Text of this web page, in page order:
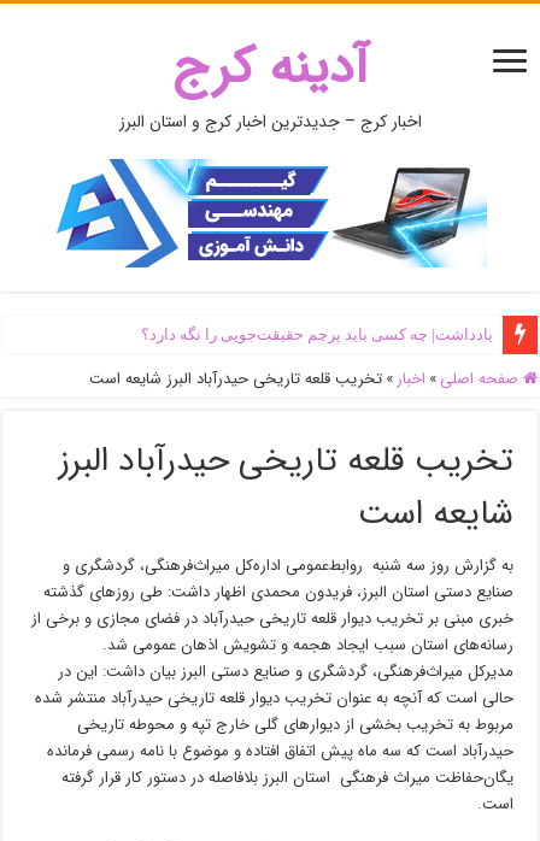
آدینه کرج
اخبار کرج – جدیدترین اخبار کرج و استان البرز
یادداشت| ‌چه کسی باید پرچم حقیقت‌جویی را نگه دارد؟
صفحه اصلی » اخبار » تخریب قلعه تاریخی حیدرآباد البرز شایعه است
تخریب قلعه تاریخی حیدرآباد البرز
شایعه است
به گزارش روز سه شنبه روابط‌عمومی اداره‌کل میراث‌فرهنگی، گردشگری و
صنایع دستی استان البرز، فریدون محمدی اظهار داشت: طی روزهای گذشته
خبری مبنی بر تخریب دیوار قلعه تاریخی حیدرآباد در فضای مجازی و برخی از
رسانه‌های استان سبب ایجاد هجمه و تشویش اذهان عمومی شد.
مدیرکل میراث‌فرهنگی، گردشگری و صنایع دستی البرز بیان داشت: این در
حالی است که آنچه به عنوان تخریب دیوار قلعه تاریخی حیدرآباد منتشر شده
مربوط به تخریب بخشی از دیوارهای گلی خارج تپه و محوطه تاریخی
حیدرآباد است که سه ماه پیش اتفاق افتاده و موضوع با نامه‌ رسمی فرمانده
یگان‌حفاظت میراث‌ فرهنگی استان البرز بلافاصله در دستور کار قرار گرفته
است.